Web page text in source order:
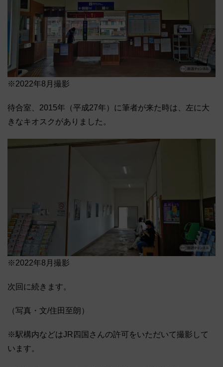
※2022年8月撮影
待合室、2015年（平成27年）に筆者が来た時は、左に大
きなキオスクがありました。
※2022年8月撮影
次回に続きます。
（写真・文/住田至朗）
※駅構内などはJR四国さんの許可をいただいて撮影して
います。